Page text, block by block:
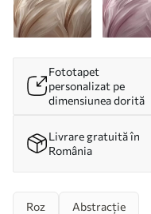
Fototapet
personalizat pe
dimensiunea dorită
Livrare gratuită în
România
Roz Abstracție